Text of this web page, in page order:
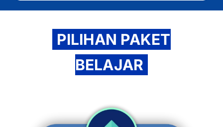
PILIHAN PAKET
BELAJAR